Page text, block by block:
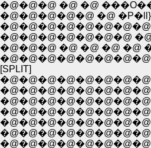
�@�@�@ �@ �@
�@�@�@�@�@ �@
�@�@�@�@�@�@�@
�@�@�@ �@ �@ �@ �@
[SPLIT]